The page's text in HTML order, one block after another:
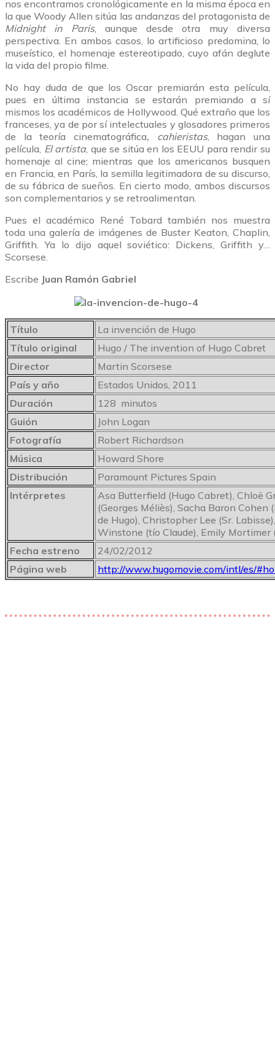
nos encontramos cronológicamente en la misma época en
la que Woody Allen sitúa las andanzas del protagonista de
Midnight in Paris, aunque desde otra muy diversa
perspectiva. En ambos casos, lo artificioso predomina, lo
museístico, el homenaje estereotipado, cuyo afán deglute
la vida del propio filme.
No hay duda de que los Oscar premiarán esta película,
pues en última instancia se estarán premiando a sí
mismos los académicos de Hollywood. Qué extraño que los
franceses, ya de por sí intelectuales y glosadores primeros
de la teoría cinematográfica, cahieristas, hagan una
película, El artista, que se sitúa en los EEUU para rendir su
homenaje al cine; mientras que los americanos busquen
en Francia, en París, la semilla legitimadora de su discurso,
de su fábrica de sueños. En cierto modo, ambos discursos
son complementarios y se retroalimentan.
Pues el académico René Tobard también nos muestra
toda una galería de imágenes de Buster Keaton, Chaplin,
Griffith. Ya lo dijo aquel soviético: Dickens, Griffith y…
Scorsese.
Escribe Juan Ramón Gabriel
Título
La invención de Hugo
Título original
Hugo / The invention of Hugo Cabret
Director
Martin Scorsese
País y año
Estados Unidos, 2011
Duración
128 minutos
Guión
John Logan
Fotografía
Robert Richardson
Música
Howard Shore
Distribución
Paramount Pictures Spain
Intérpretes
Asa Butterfield (Hugo Cabret), Chloë
(Georges Méliès), Sacha Baron
de Hugo), Christopher Lee (Sr.
Winstone (tío Claude), Emily Mortimer
Fecha estreno
24/02/2012
Página web
http://www.hugomovie.com/intl/es/